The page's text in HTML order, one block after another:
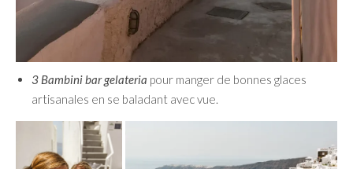
3 Bambini bar gelateria pour manger de bonnes glaces
artisanales en se baladant avec vue.